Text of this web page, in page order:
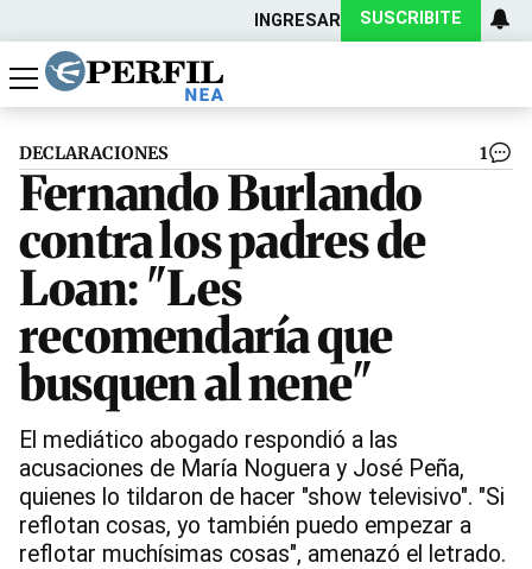
INGRESAR SUSCRIBITE
Política
Economía
Actualidad
DECLARACIONES 1
Fernando Burlando
contra los padres de
Loan: "Les
recomendaría que
busquen al nene"
El mediático abogado respondió a las
acusaciones de María Noguera y José Peña,
quienes lo tildaron de hacer "show televisivo". "Si
reflotan cosas, yo también puedo empezar a
reflotar muchísimas cosas", amenazó el letrado.